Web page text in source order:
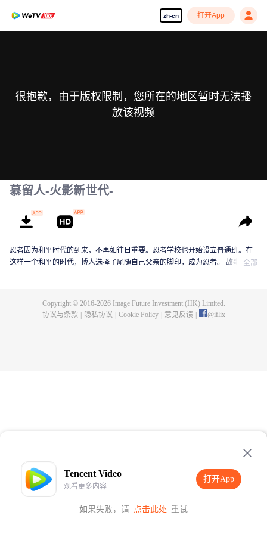
zh-cn 打开App
Tencent Video
观看更多内容
打开App
如果失败，请 点击此处 重试
打开App
很抱歉，由于版权限制，您所在的地区暂时无法播
放该视频
慕留人-火影新世代-
忍者因为和平时代的到来，不再如往日重要。忍者学校也开始设立普通班。在
这样一个和平的时代，博人选择了尾随自己父亲的脚印，成为忍者。 故事以这
全部
Copyright © 2016-2026Image Future Investment (HK) Limited.
协议与条款
隐私协议 Cookie Policy 意见反馈 @iflix